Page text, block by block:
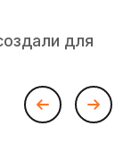
для